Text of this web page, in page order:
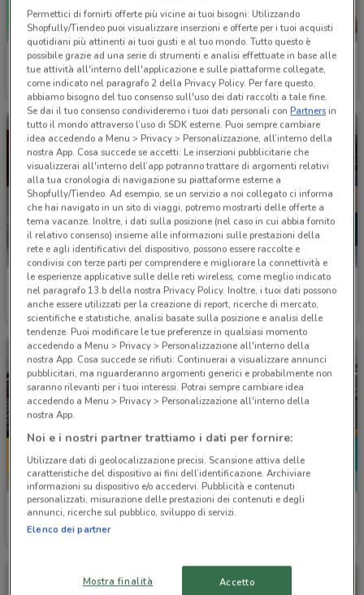
Skoda
Scade il 31/12 2 km
Skoda
Volkswagen
2 km
SEAT
Scade il 31/12
SEAT SEAT
Permettici di fornirti offerte più vicine ai tuoi bisogni: Utilizzando
Shopfully/Tiendeo puoi visualizzare inserzioni e offerte per i tuoi acquisti
quotidiani più attinenti ai tuoi gusti e al tuo mondo. Tutto questo è
possibile grazie ad una serie di strumenti e analisi effettuate in base alle
tue attività all'interno dell'applicazione e sulle piattaforme collegate,
come indicato nel paragrafo 2 della Privacy Policy. Per fare questo,
abbiamo bisogno del tuo consenso sull'uso dei dati raccolti a tale fine.
Se dai il tuo consenso condivideremo i tuoi dati personali conPartnersin
tutto il mondo attraverso l’uso di SDK esterne. Puoi sempre cambiare
idea accedendo a Menu > Privacy > Personalizzazione, all’interno della
nostra App. Cosa succede se accetti: Le inserzioni pubblicitarie che
visualizzerai all'interno dell’app potranno trattare di argomenti relativi
alla tua cronologia di navigazione su piattaforme esterne a
Shopfully/Tiendeo. Ad esempio, se un servizio a noi collegato ci informa
che hai navigato in un sito di viaggi, potremo mostrarti delle offerte a
tema vacanze. Inoltre, i dati sulla posizione (nel caso in cui abbia fornito
il relativo consenso) insieme alle informazioni sulle prestazioni della
rete e agli identificativi del dispositivo, possono essere raccolte e
condivisi con terze parti per comprendere e migliorare la connettività e
le esperienze applicative sulle delle reti wireless, come meglio indicato
nel paragrafo 13.b della nostra Privacy Policy. Inoltre, i tuoi dati possono
anche essere utilizzati per la creazione di report, ricerche di mercato,
scientifiche e statistiche, analisi basate sulla posizione e analisi delle
tendenze. Puoi modificare le tue preferenze in qualsiasi momento
accedendo a Menu > Privacy > Personalizzazione all'interno della
nostra App. Cosa succede se rifiuti: Continuerai a visualizzare annunci
pubblicitari, ma riguarderanno argomenti generici e probabilmente non
saranno rilevanti per i tuoi interessi. Potrai sempre cambiare idea
accedendo a Menu > Privacy > Personalizzazione all'interno della
nostra App.
Noi e i nostri partner trattiamo i dati per fornire:
Utilizzare dati di geolocalizzazione precisi. Scansione attiva delle
caratteristiche del dispositivo ai fini dell’identificazione. Archiviare
informazioni su dispositivo e/o accedervi. Pubblicità e contenuti
personalizzati, misurazione delle prestazioni dei contenuti e degli
annunci, ricerche sul pubblico, sviluppo di servizi.
Elenco dei partner
Mostra finalità Accetto